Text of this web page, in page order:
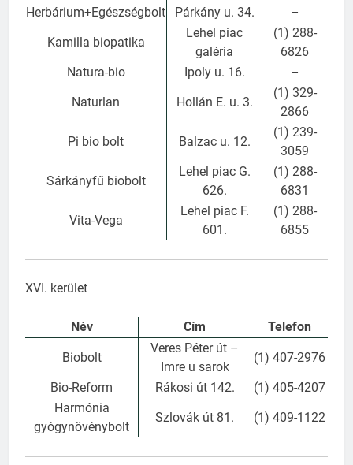
Herbárium+Egészségbolt
Párkány u. 34.
–
Kamilla biopatika
Lehel piac
galéria
(1) 288-
6826
Natura-bio
Ipoly u. 16.
–
Naturlan
Hollán E. u. 3.
(1) 329-
2866
Pi bio bolt
Balzac u. 12.
(1) 239-
3059
Sárkányfű biobolt
Lehel piac G.
626.
(1) 288-
6831
Vita-Vega
Lehel piac F.
601.
(1) 288-
6855
XVI. kerület
Név Cím Telefon
Biobolt
Veres Péter út –
Imre u sarok
(1) 407-2976
Bio-Reform
Rákosi út 142.
(1) 405-4207
Harmónia
gyógynövénybolt
Szlovák út 81. (1) 409-1122